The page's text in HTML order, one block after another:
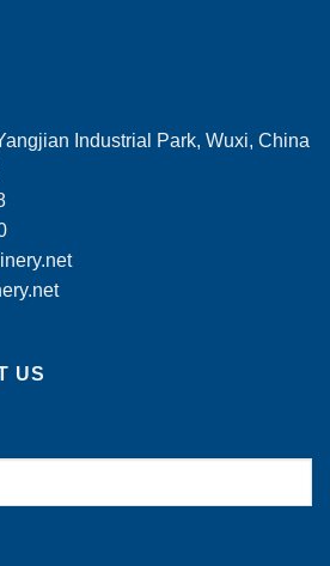
Industrial Park, Wuxi, China
US